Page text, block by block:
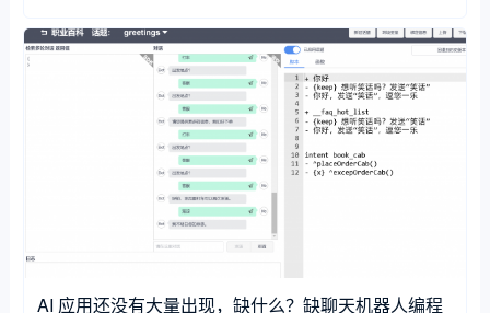
AI 应用还没有大量出现，缺什么？缺聊天机器人编程